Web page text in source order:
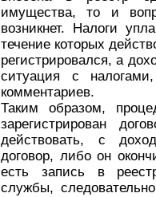
имущества, то и
возникнет. Налоги
течение которых
регистрировался, а
ситуация с
комментариев.
Таким образом,
зарегистрирован
действовать, с
договор, либо он
есть запись в
службы,